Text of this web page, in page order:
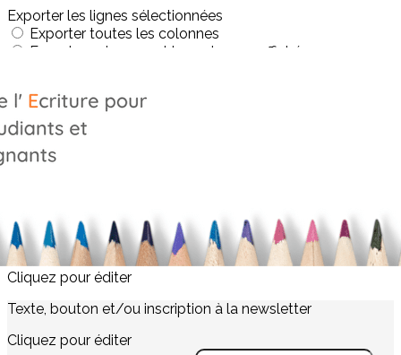
Exporter les lignes sélectionnées
Exporter toutes les colonnes
Exporter uniquement les colonnes affichées
La graphopédagogie
Le réseau des graphopédagogues
Images de la page d'accueil
Cliquez pour éditer
Texte, bouton et/ou inscription à la newsletter
Cliquez pour éditer